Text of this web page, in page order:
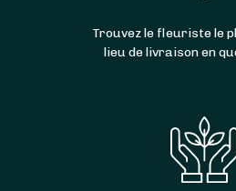
Trouvez le fleuriste le
lieu de livraison en